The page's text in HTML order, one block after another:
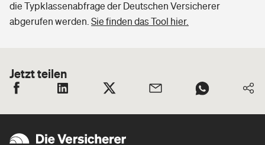
die Typklassenabfrage der Deutschen Versicherer
abgerufen werden. Sie finden das Tool hier.
Jetzt teilen